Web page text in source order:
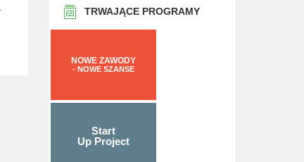
TRWAJĄCE PROGRAMY
NOWE ZAWODY
- NOWE SZANSE
Start
Up Project